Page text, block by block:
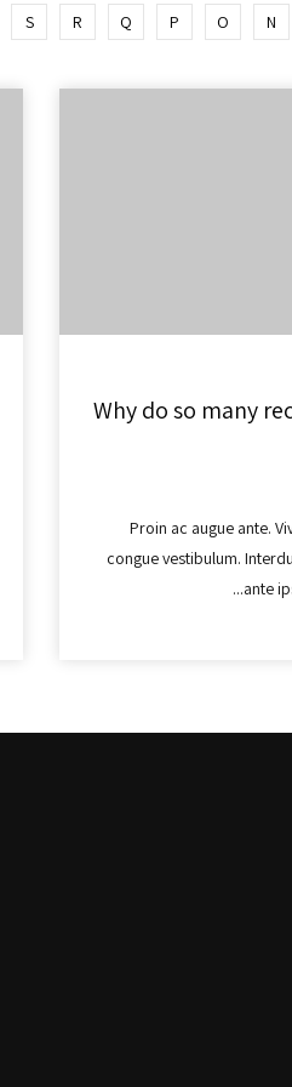
N
O
P
Q
R
S
Why do so many
Proin ac augue ante.
congue vestibulum.
ante